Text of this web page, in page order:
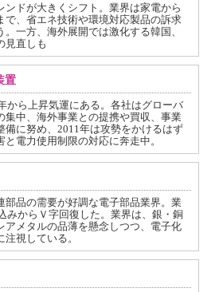
ンドが大きくシフト。業界は家電から
で、省エネ技術や環境対応製品の訴求
一方、海外展開では激化する韓国、
見直しも
置
から上昇気運にある。各社はグローバ
集中、海外事業との提携や買収、事業
備に努め、2011年は攻勢をかけるはず
電力使用制限の対応に奔走中。
部品の需要が好調な電子部品業界。業
みからＶ字回復した。業界は、銀・銅
アメタルの品薄を懸念しつつ、電子化
視している。